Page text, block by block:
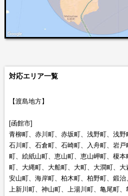
対応エリア一覧
【渡島地方】
[函館市]
青柳町、赤川町、赤坂町、浅野町、浅野
石川町、石倉町、石崎町、入舟町、岩
町、絵紙山町、恵山町、恵山岬町、榎
町、大縄町、大船町、大町、大澗町、
安山町、海岸町、柏木町、柏野町、鍛治
上新川町、神山町、上湯川町、亀尾町